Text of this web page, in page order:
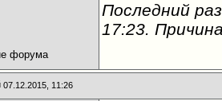
Последний
17:23.
07.12.2015, 11:26